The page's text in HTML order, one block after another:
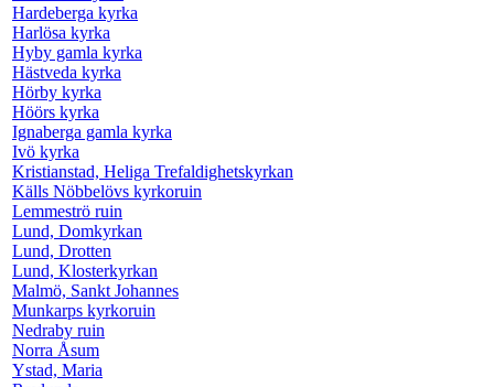
Hardeberga kyrka
Harlösa kyrka
Hyby gamla kyrka
Hästveda kyrka
Hörby kyrka
Höörs kyrka
Ignaberga gamla kyrka
Ivö kyrka
Kristianstad, Heliga Trefaldighetskyrkan
Källs Nöbbelövs kyrkoruin
Lemmeströ ruin
Lund, Domkyrkan
Lund, Drotten
Lund, Klosterkyrkan
Malmö, Sankt Johannes
Munkarps kyrkoruin
Nedraby ruin
Norra Åsum
Ystad, Maria